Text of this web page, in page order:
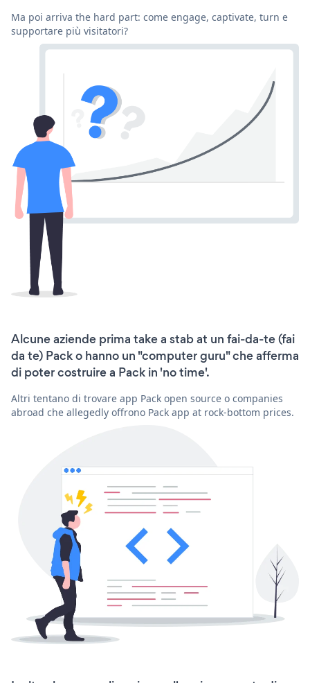
Ma poi arriva the hard part: come engage, captivate, turn e
supportare più visitatori?
Alcune aziende prima take a stab at un fai-da-te (fai
da te) Pack o hanno un "computer guru" che afferma
di poter costruire a Pack in 'no time'.
Altri tentano di trovare app Pack open source o companies
abroad che allegedly offrono Pack app at rock-bottom prices.